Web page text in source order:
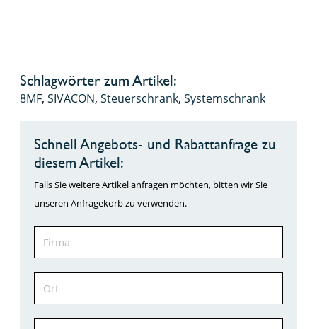
Schlagwörter zum Artikel:
8MF, SIVACON, Steuerschrank, Systemschrank
Schnell Angebots- und Rabattanfrage zu
diesem Artikel:
Falls Sie weitere Artikel anfragen möchten, bitten wir Sie
unseren Anfragekorb zu verwenden.